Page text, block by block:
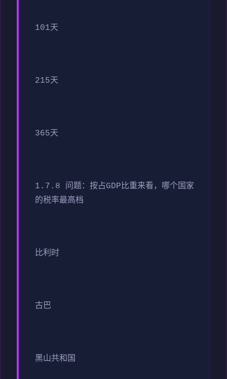
101天
215天
365天
1.7.8 问题：按占GDP比重来看，哪个国家
的税率最高档
比利时
古巴
黑山共和国